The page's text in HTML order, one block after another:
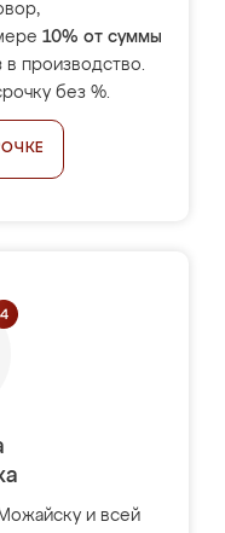
10% от суммы
в производство.
без %.
и всей